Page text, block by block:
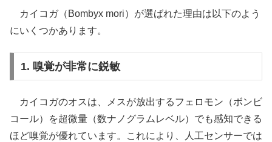
カイコガ（Bombyx mori）が選ばれた理由は以下のよう
にいくつかあります。
1. 嗅覚が非常に鋭敏
カイコガのオスは、メスが放出するフェロモン（ボンビ
コール）を超微量（数ナノグラムレベル）でも感知できる
ほど嗅覚が優れています。これにより、人工センサーでは